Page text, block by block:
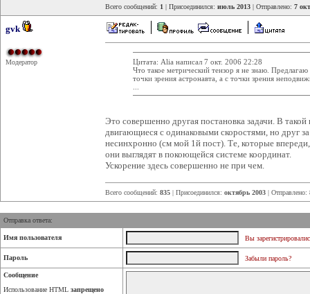
Всего сообщений: 1 | Присоединился: июль 2013 | Отправлено: 7
gvk
Модератор
Цитата: Alia написал 7 окт. 2006 22:28
Что такое метрический тензор я не знаю.
точки зрения астронавта, а с точки зрения
Это совершенно другая постановка задачи. В
двигающиеся с одинаковыми скоростями, но друг
несинхронно (см мой 1й пост). Те, которые
они выглядят в покоющейся системе координат.
Ускорение здесь совершенно не при чем.
Всего сообщений: 835 | Присоединился: октябрь 2003 | Отправлено:
Отправка ответа:
Имя пользователя Вы
Пароль Забыли пароль?
Сообщение
Использование HTML запрещено